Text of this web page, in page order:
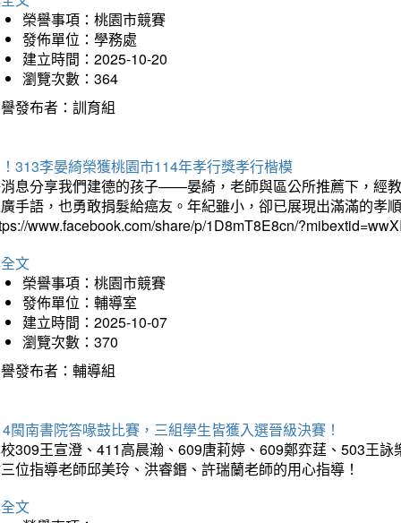
榮譽事項：桃園市競賽
發佈單位：學務處
建立時間：2025-10-20
瀏覽次數：364
發布者：訓育組
313李晏綺榮獲桃園市114年孝行獎孝行楷模
息分享我們建德的孩子——晏綺，老師與區公所推薦下，經
手語，也勇敢捐髮給癌友。年紀雖小，卻已展現出滿滿的孝
www.facebook.com/share/p/1D8mT8E8cn/
文
榮譽事項：桃園市競賽
發佈單位：輔導室
建立時間：2025-10-07
瀏覽次數：370
發布者：輔導組
閩南書院答喙鼓比賽，三組學生皆獲入選晉級決賽！
309王宣澄、411高晨瀚、609唐莉婷、609鄭弈莛、503王
位指導老師邱美玲、洪睿鍲、許瑞蘭老師的用心指導！
文